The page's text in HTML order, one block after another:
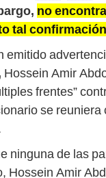
no
tal
Hossein Amir
frentes”
se
ninguna de las
Hossein Amir